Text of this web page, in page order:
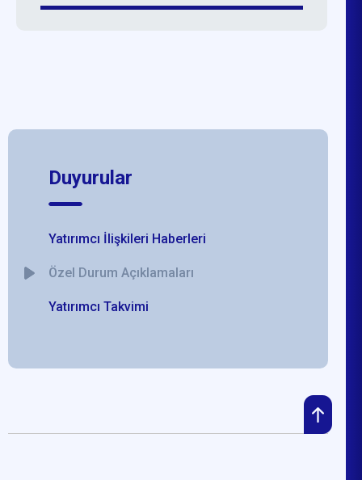
Duyurular
Yatırımcı İlişkileri Haberleri
Özel Durum Açıklamaları
Yatırımcı Takvimi